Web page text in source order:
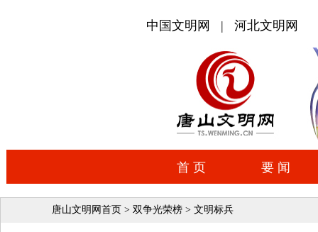
唐山文明网首页 > 双争光荣榜 > 文明标兵